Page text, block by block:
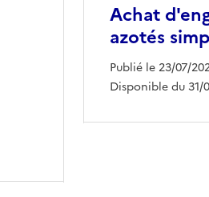
Achat
azotés
Publié le 23/07/
Disponible du 31/